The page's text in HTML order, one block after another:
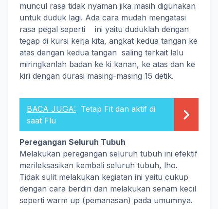
muncul rasa tidak nyaman jika masih digunakan
untuk duduk lagi. Ada cara mudah mengatasi
rasa pegal seperti ini yaitu duduklah dengan
tegap di kursi kerja kita, angkat kedua tangan ke
atas dengan kedua tangan saling terkait lalu
miringkanlah badan ke ki kanan, ke atas dan ke
kiri dengan durasi masing-masing 15 detik.
BACA JUGA: Tetap Fit dan aktif di
saat Flu
Peregangan Seluruh Tubuh
Melakukan peregangan seluruh tubuh ini efektif
merileksasikan kembali seluruh tubuh, lho.
Tidak sulit melakukan kegiatan ini yaitu cukup
dengan cara berdiri dan melakukan senam kecil
seperti warm up (pemanasan) pada umumnya.